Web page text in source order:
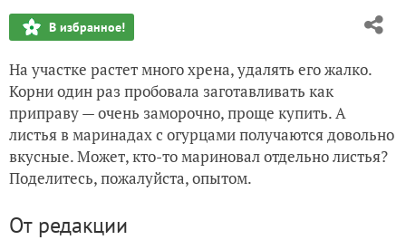
В избранное!
На участке растет много хрена, удалять его жалко.
Корни один раз пробовала заготавливать как
приправу — очень заморочно, проще купить. А
листья в маринадах с огурцами получаются довольно
вкусные. Может, кто-то мариновал отдельно листья?
Поделитесь, пожалуйста, опытом.
От редакции